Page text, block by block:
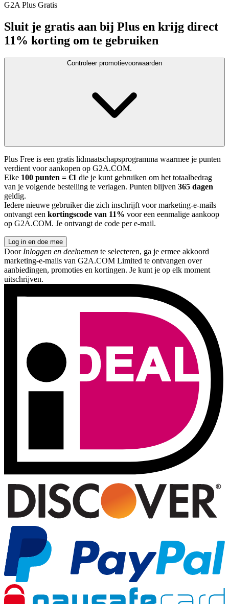
G2A Plus Gratis
Sluit je gratis aan bij Plus en krijg direct
11% korting om te gebruiken
Controleer promotievoorwaarden
Plus Free is een gratis lidmaatschapsprogramma waarmee je punten
verdient voor aankopen op G2A.COM.
Elke 100 punten = €1 die je kunt gebruiken om het totaalbedrag
van je volgende bestelling te verlagen. Punten blijven 365 dagen
geldig.
Iedere nieuwe gebruiker die zich inschrijft voor marketing-e-mails
ontvangt een kortingscode van 11% voor een eenmalige aankoop
op G2A.COM. Je ontvangt de code per e-mail.
Log in en doe mee
Door Inloggen en deelnemen te selecteren, ga je ermee akkoord
marketing-e-mails van G2A.COM Limited te ontvangen over
aanbiedingen, promoties en kortingen. Je kunt je op elk moment
uitschrijven.